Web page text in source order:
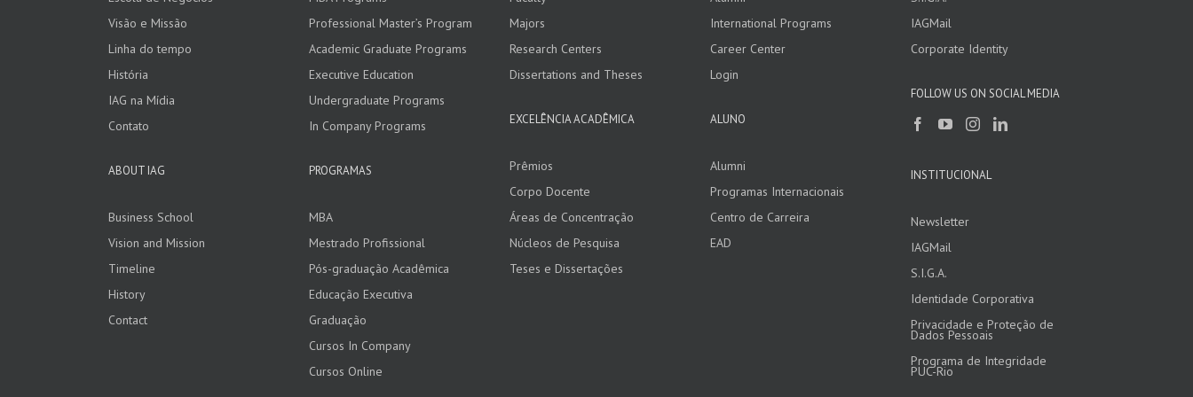
Visão e Missão
Linha do tempo
História
IAG na Mídia
Contato
ABOUT IAG
Business School
Vision and Mission
Timeline
History
Contact
Professional Master’s Program
Academic Graduate Programs
Executive Education
Undergraduate Programs
In Company Programs
PROGRAMAS
MBA
Mestrado Profissional
Pós-graduação Acadêmica
Educação Executiva
Graduação
Cursos In Company
Cursos Online
Majors
Research Centers
Dissertations and Theses
EXCELÊNCIA ACADÊMICA
Prêmios
Corpo Docente
Áreas de Concentração
Núcleos de Pesquisa
Teses e Dissertações
International Programs
Career Center
Login
ALUNO
Alumni
Programas Internacionais
Centro de Carreira
EAD
IAGMail
Corporate Identity
FOLLOW US ON SOCIAL MEDIA
INSTITUCIONAL
Newsletter
IAGMail
S.I.G.A.
Identidade Corporativa
Privacidade e Proteção de
Dados Pessoais
Programa de Integridade
PUC-Rio